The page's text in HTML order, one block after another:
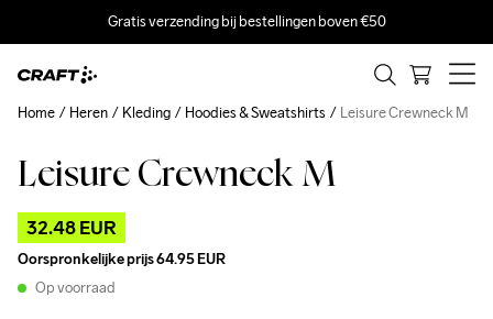
Gratis verzending bij bestellingen boven €50
Leisure Crewneck M
32.48 EUR
Oorspronkelijke prijs64.95 EUR
Op voorraad
Home Heren Kleding Hoodies & Sweatshirts Leisure Crewneck M
Outlet